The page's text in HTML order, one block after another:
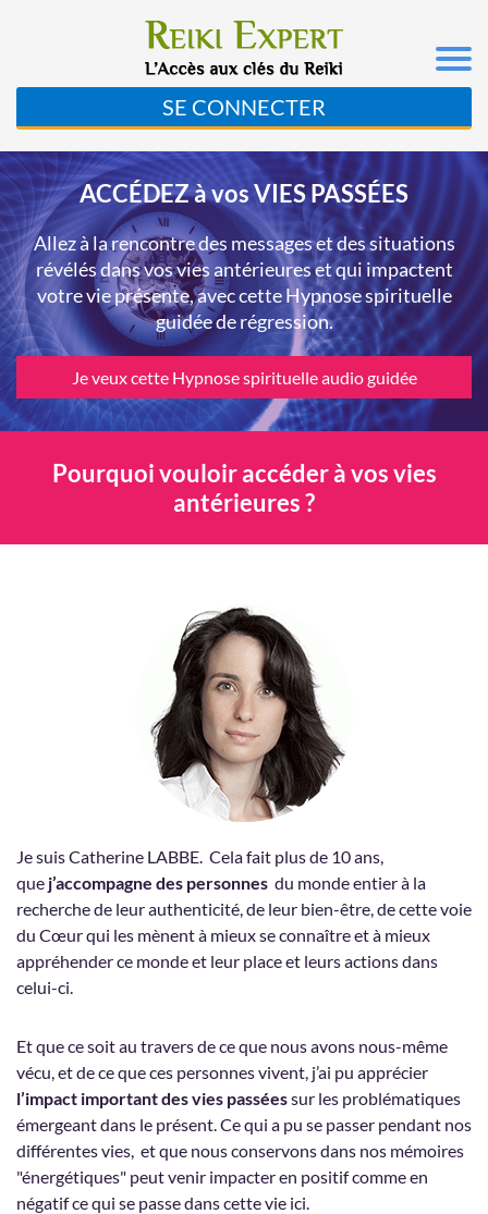
SE CONNECTER
ACCÉDEZ à vos VIES PASSÉES
Allez à la rencontre des messages et des situations
révélés dans vos vies antérieures et qui impactent
votre vie présente, avec cette Hypnose spirituelle
guidée de régression.
Je veux cette Hypnose spirituelle audio guidée
Pourquoi vouloir accéder à vos vies
antérieures ?
Je suis Catherine LABBE. Cela fait plus de 10 ans,
que j’accompagne des personnes du monde entier à la
recherche de leur authenticité, de leur bien-être, de cette voie
du Cœur qui les mènent à mieux se connaître et à mieux
appréhender ce monde et leur place et leurs actions dans
celui-ci.
Et que ce soit au travers de ce que nous avons nous-même
vécu, et de ce que ces personnes vivent, j’ai pu apprécier
l’impact important des vies passéessur les problématiques
émergeant dans le présent. Ce qui a pu se passer pendant nos
différentes vies, et que nous conservons dans nos mémoires
"énergétiques" peut venir impacter en positif comme en
négatif ce qui se passe dans cette vie ici.